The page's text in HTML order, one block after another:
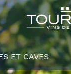
ET CAVES